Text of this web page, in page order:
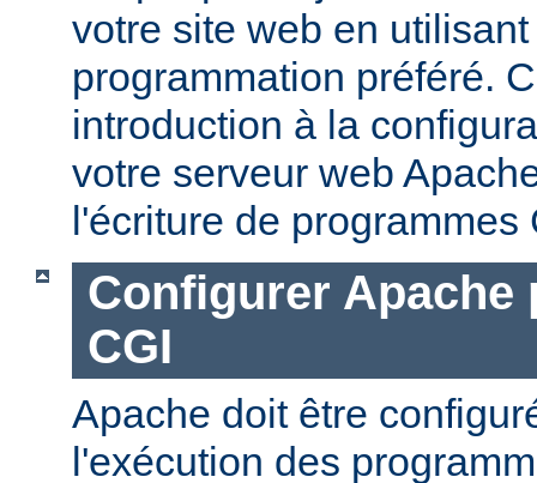
votre site web en
programmation préféré.
introduction à la
votre serveur web
l'écriture de programmes
Configurer Apache
CGI
Apache doit être
l'exécution des